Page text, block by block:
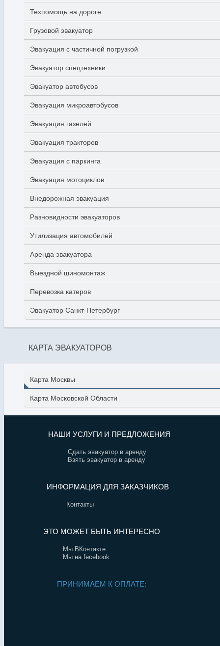
Техпомощь на дороге
Грузовой эвакуатор
Эвакуация с частичной погрузкой
Эвакуатор спецтехники
Эвакуатор автобусов
Эвакуация микроавтобусов
Эвакуация газелей
Эвакуация тракторов
Эвакуация с паркинга
Эвакуация мотоциклов
Внедорожная эвакуация
Разновидности эвакуаторов
Утилизация автомобилей
Аренда эвакуатора
Выездной шиномонтаж
Перевозка катеров
Эвакуатор Санкт-Петербург
КАРТА ЭВАКУАТОРОВ
Карта Москвы
Карта Московской Области
НАШИ УСЛУГИ И ПРЕДЛОЖЕНИЯ
Сдать эвакуатор в аренду
Взять эвакуатор в аренду
ИНФОРМАЦИЯ ДЛЯ ЗАКАЗЧИКОВ
Контакты
ЭТО МОЖЕТ БЫТЬ ИНТЕРЕСНО
Мы ВКонтакте
Мы на fecebook
ПРИНИМАЕМ К ОПЛАТЕ: